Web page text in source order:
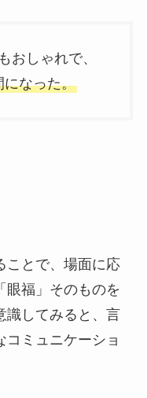
おしゃれで、
になった。
ことで、場面に応
眼福」そのものを
識してみると、言
ミュニケーショ